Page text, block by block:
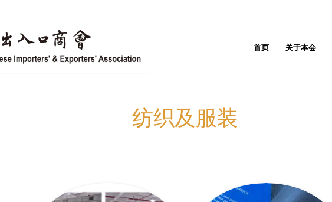
首页 关于本会
纺织及服装